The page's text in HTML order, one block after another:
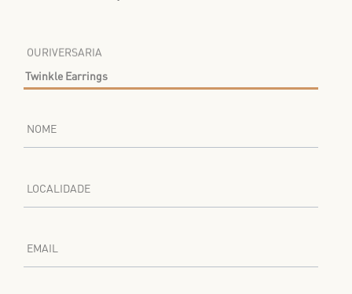
OURIVERSARIA
NOME
LOCALIDADE
EMAIL